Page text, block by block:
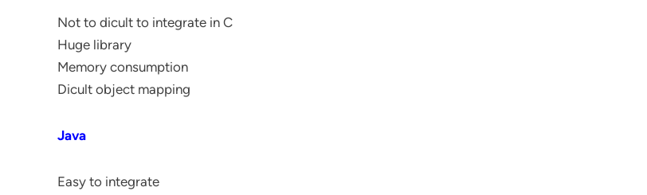
Not to dicult to integrate in C
Huge library
Memory consumption
Dicult object mapping
Java
Easy to integrate